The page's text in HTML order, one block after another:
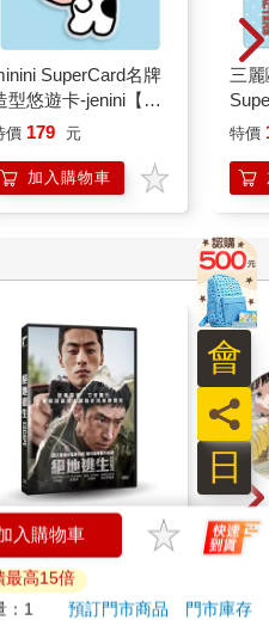
SuperCard名牌
型悠遊卡-jenini【受
代銷】
價 179 元
加入購物車
三
大
特價
地逃生 DVD
價 399 元
驀
入購物車
最高15倍
：1 預訂門市商品
門市庫存
日
員
會